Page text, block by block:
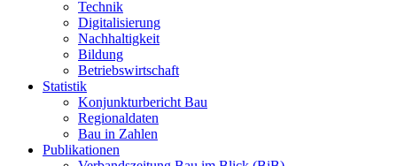
Technik
Digitalisierung
Nachhaltigkeit
Bildung
Betriebswirtschaft
Statistik
Konjunkturbericht Bau
Regionaldaten
Bau in Zahlen
Publikationen